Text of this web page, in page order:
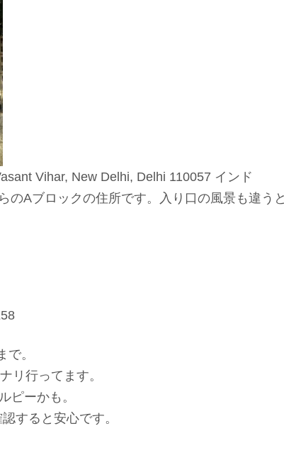
Vihar, New Delhi, Delhi 110057 インド
Aブロックの住所です。入り口の風景も違う
。
リ行ってます。
ピーかも。
すると安心です。